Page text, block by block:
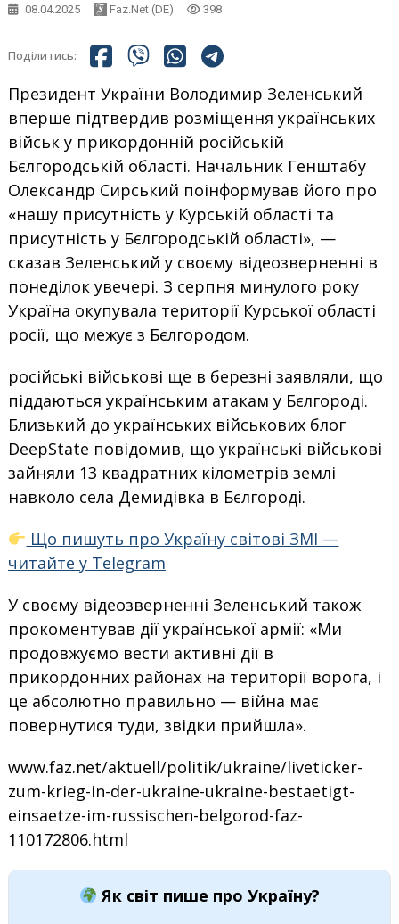
08.04.2025 Faz.net (DE) 398
Поділитись:
Президент України Володимир Зеленський
вперше підтвердив розміщення українських
військ у прикордонній російській
Бєлгородській області. Начальник Генштабу
Олександр Сирський поінформував його про
«нашу присутність у Курській області та
присутність у Бєлгородській області», —
сказав Зеленський у своєму відеозверненні в
понеділок увечері. З серпня минулого року
Україна окупувала території Курської області
росії, що межує з Бєлгородом.
російські військові ще в березні заявляли, що
піддаються українським атакам у Бєлгороді.
Близький до українських військових блог
DeepState повідомив, що українські військові
зайняли 13 квадратних кілометрів землі
навколо села Демидівка в Бєлгороді.
Що пишуть про Україну світові ЗМІ —
читайте у Telegram
У своєму відеозверненні Зеленський також
прокоментував дії української армії: «Ми
продовжуємо вести активні дії в
прикордонних районах на території ворога, і
це абсолютно правильно — війна має
повернутися туди, звідки прийшла».
www.faz.net/aktuell/politik/ukraine/liveticker-
zum-krieg-in-der-ukraine-ukraine-bestaetigt-
einsaetze-im-russischen-belgorod-faz-
110172806.html
Як світ пише про Україну?